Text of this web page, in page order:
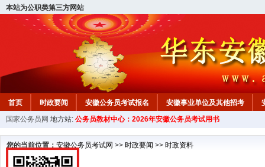
本站为公职类第三方网站
首页 时政要闻 安徽公务员考试报名 安徽事业单位及其他招考
安徽公务员行测试题 在线咨询 教材中心
国家公务员网 地方站: 公务员教材中心：2026年安徽公务员考试用书
您的当前位置： 安徽公务员考试网 >> 时政要闻 >> 时政资料